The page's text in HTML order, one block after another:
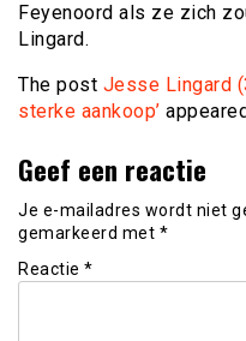
Feyenoord als ze zich
Lingard.
The post Jesse Lingard
sterke aankoop’
Geef een reactie
Je e-mailadres wordt niet
gemarkeerd met *
Reactie *